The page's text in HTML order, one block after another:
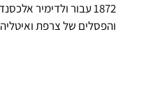
1872 עבור ולדימיר
והפסלים של צרפת